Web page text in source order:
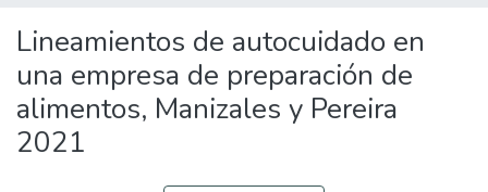
Lineamientos de autocuidado en
una empresa de preparación de
alimentos, Manizales y Pereira
2021